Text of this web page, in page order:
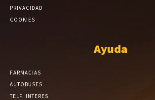
PRIVACIDAD
COOKIES
Ayuda
FARMACIAS
AUTOBUSES
TELF. INTERES